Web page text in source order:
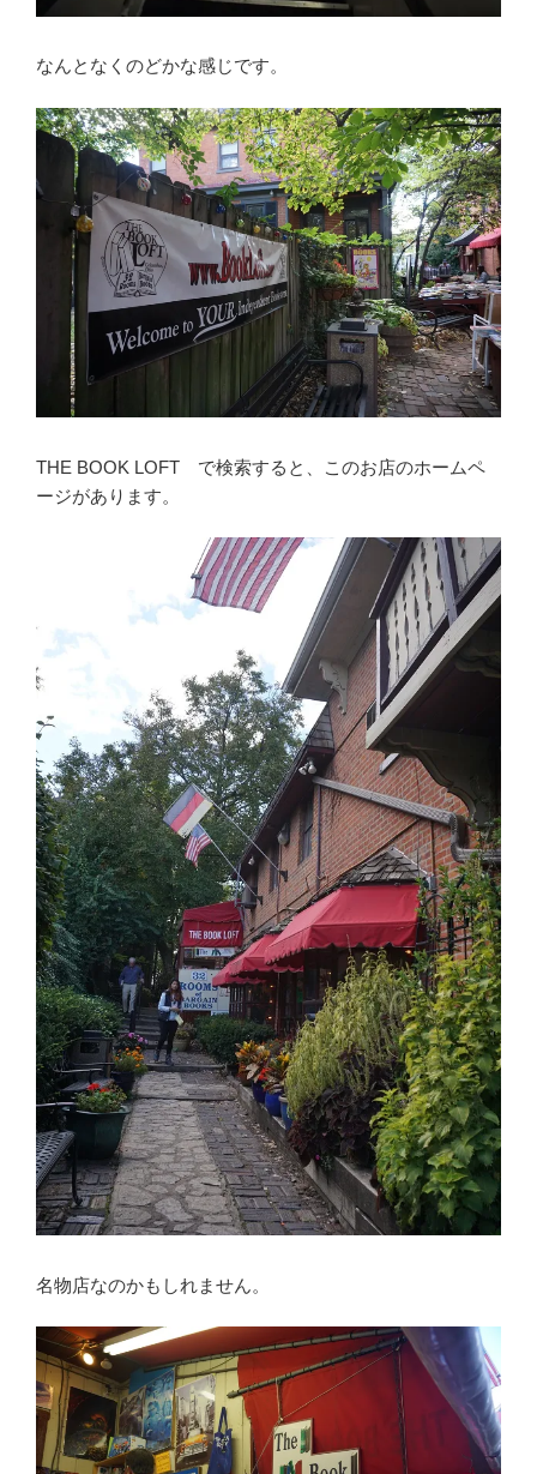
なんとなくのどかな感じです。
THE BOOK LOFT で検索すると、このお店のホームペ
ージがあります。
名物店なのかもしれません。